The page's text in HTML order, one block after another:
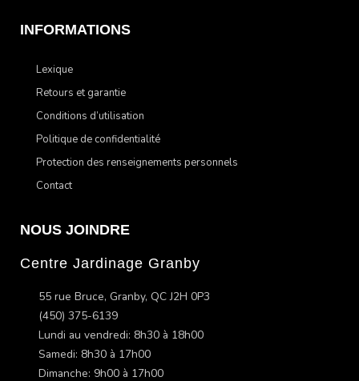
INFORMATIONS
Lexique
Retours et garantie
Conditions d’utilisation
Politique de confidentialité
Protection des renseignements personnels
Contact
NOUS JOINDRE
Centre Jardinage Granby
55 rue Bruce, Granby, QC J2H 0P3
(450) 375-6139
Lundi au vendredi: 8h30 à 18h00
Samedi: 8h30 à 17h00
Dimanche: 9h00 à 17h00